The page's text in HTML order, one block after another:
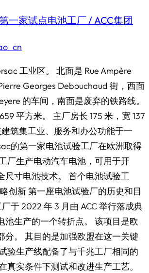
一家试点电池工厂 / ACC集团
工业区。 北面是 Rue Ampère
Georges Debouchaud 街，西面
的车间，南面是废弃的铁路线。
平方米。 主厂房长 175 米，宽 137
建筑集工业、服务和办公功能于一
的第一家电池试验工厂在欧洲取得
厂生产电动汽车电池，可用于开
尺寸电池技术。 首个电池试验工
创新 第一座电池试验厂的历史和目
于 2022 年 3 月由 ACC 举行落成典
池生产的一个转折点。 该项目是欧
分。 其目的是加强欧盟在这一关键
验生产线配备了与千兆工厂相同的
真实条件下测试和改进生产工艺。